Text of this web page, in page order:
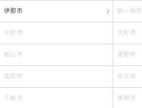
伊那市 駒ヶ根市
中野市 大町市
飯山市 茅野市
塩尻市 佐久市
千曲市 東御市